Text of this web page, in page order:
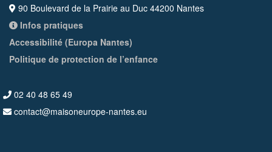
90 Boulevard de la Prairie au Duc 44200 Nantes
Infos pratiques
Accessibilité (Europa Nantes)
Politique de protection de l’enfance
02 40 48 65 49
contact@maisoneurope-nantes.eu